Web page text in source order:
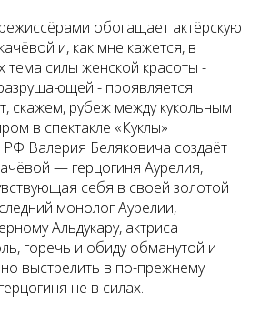
обогащает актёрскую
и, как мне кажется, в
тема силы женской красоты -
- проявляется
скажем, рубеж между кукольным
в спектакле «Куклы»
РФ Валерия Беляковича создаёт
— герцогиня Аурелия,
себя в своей золотой
монолог Аурелии,
Альдукару, актриса
горечь и обиду обманутой и
выстрелить в по-прежнему
не в силах.